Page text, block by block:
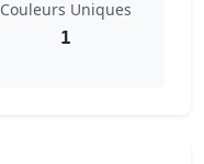
Couleurs Uniques
1